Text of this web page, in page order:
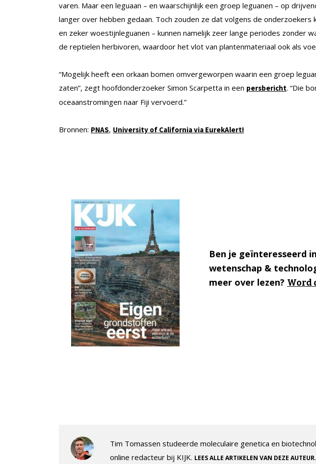
varen. Maar een leguaan – en waarschijnlijk een groep leguanen – op
langer over hebben gedaan. Toch zouden ze dat volgens de onderzoekers
en zeker woestijnleguanen – kunnen namelijk zeer lange periodes zonder
de reptielen herbivoren, waardoor het vlot van plantenmateriaal ook als
“Mogelijk heeft een orkaan bomen omvergeworpen waarin een groep
zaten”, zegt hoofdonderzoeker Simon Scarpetta in een persbericht. “Die
oceaanstromingen naar Fiji vervoerd.”
Bronnen: PNAS, University of California via EurekAlert!
Ben je geïnteresseerd
wetenschap &
meer over lezen? Word
Tim Tomassen studeerde moleculaire genetica en
online redacteur bij KIJK. LEES ALLE ARTIKELEN VAN DEZE AUTEUR.